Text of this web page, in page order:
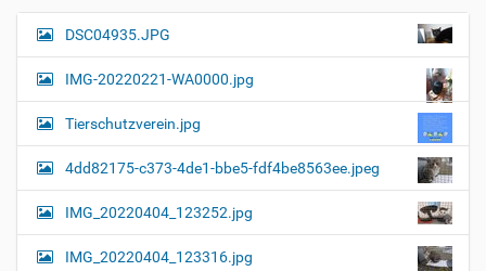
e
i
l
r
N
i
g
a
t
i
o
DSC04935.JPG
IMG-20220221-WA0000.jpg
Tierschutzverein.jpg
4dd82175-c373-4de1-bbe5-fdf4be8563ee.jpeg
IMG_20220404_123252.jpg
IMG_20220404_123316.jpg